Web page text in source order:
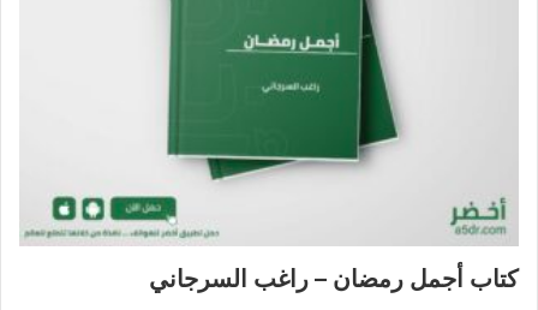
كتاب أجمل رمضان – راغب السرجاني